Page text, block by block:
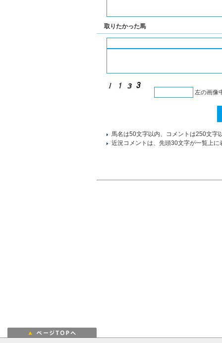
取りたかった馬
左の画像
馬名は50文字以内、コメントは250文字
近況コメントは、先頭30文字が一覧上に